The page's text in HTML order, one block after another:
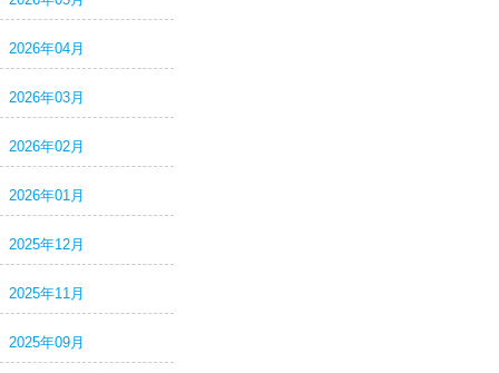
2026年04月
2026年03月
2026年02月
2026年01月
2025年12月
2025年11月
2025年09月